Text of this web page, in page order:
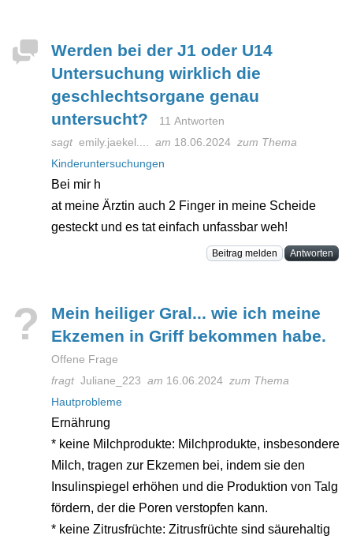
Werden bei der J1 oder U14
Untersuchung wirklich die
geschlechtsorgane genau
untersucht?
11 Antworten
sagt emily.jaekel.... am 18.06.2024 zum Thema
Kinderuntersuchungen
Bei mir h
at meine Ärztin auch 2 Finger in meine Scheide
gesteckt und es tat einfach unfassbar weh!
Beitrag melden Antworten
?
Mein heiliger Gral... wie ich meine
Ekzemen in Griff bekommen habe.
Offene Frage
fragt Juliane_223 am 16.06.2024 zum Thema
Hautprobleme
Ernährung
* keine Milchprodukte: Milchprodukte, insbesondere
Milch, tragen zur Ekzemen bei, indem sie den
Insulinspiegel erhöhen und die Produktion von Talg
fördern, der die Poren verstopfen kann.
* keine Zitrusfrüchte: Zitrusfrüchte sind säurehaltig